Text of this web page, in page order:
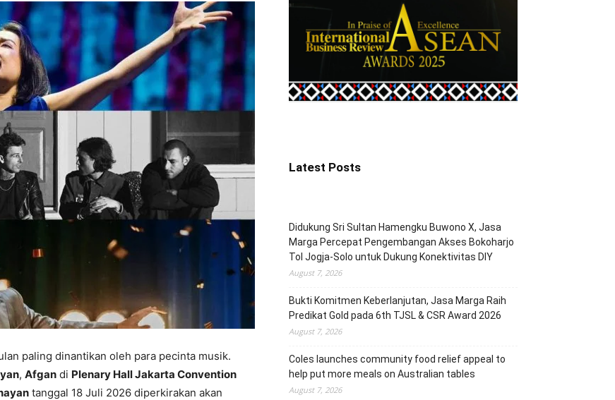
paling dinantikan oleh para pecinta musik.
, Afgan di Plenary Hall Jakarta Convention
tanggal 18 Juli 2026 diperkirakan akan
Latest Posts
Didukung Sri Sultan Hamengku Buwono X, Jasa
Marga Percepat Pengembangan Akses Bokoharjo
Tol Jogja-Solo untuk Dukung Konektivitas DIY
August 7, 2026
Bukti Komitmen Keberlanjutan, Jasa Marga Raih
Predikat Gold pada 6th TJSL & CSR Award 2026
August 7, 2026
Coles launches community food relief appeal to
help put more meals on Australian tables
August 7, 2026